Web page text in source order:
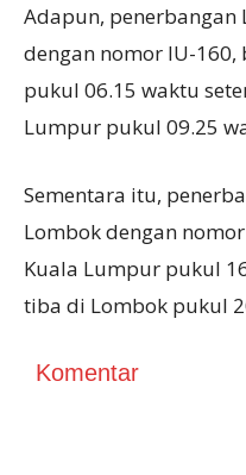
Adapun,
dengan nomor IU-
pukul 06.15 waktu
Lumpur pukul 09.25
Sementara itu,
Lombok dengan
Kuala Lumpur pukul
tiba di Lombok pukul
Komentar